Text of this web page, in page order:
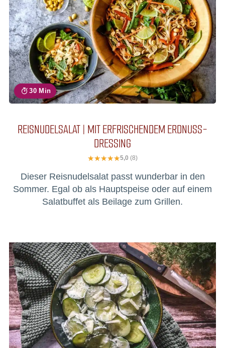
30 Min
REISNUDELSALAT | MIT ERFRISCHENDEM ERDNUSS-
DRESSING
5,0 (8)
Dieser Reisnudelsalat passt wunderbar in den
Sommer. Egal ob als Hauptspeise oder auf einem
Salatbuffet als Beilage zum Grillen.